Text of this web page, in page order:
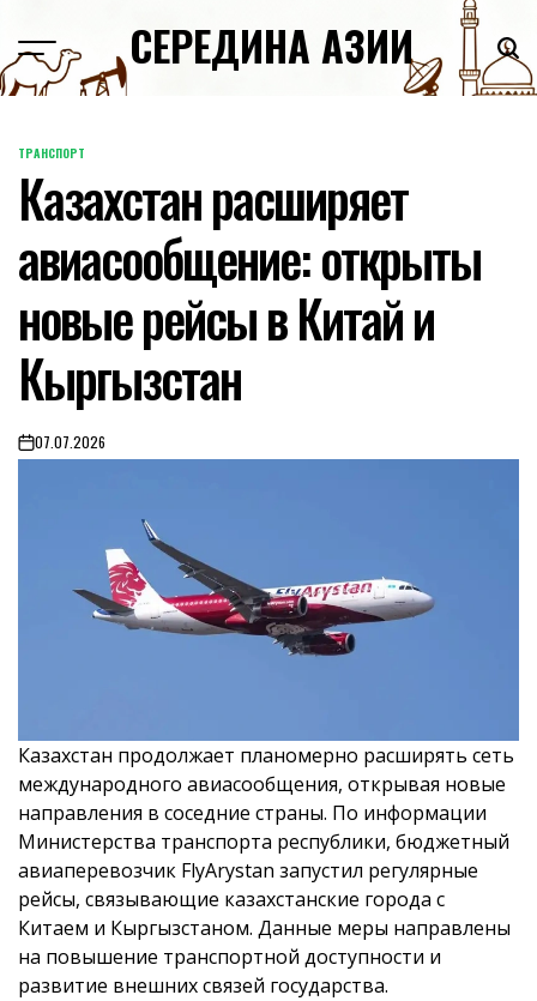
content
СЕРЕДИНА АЗИИ
POSTED
IN
ТРАНСПОРТ
Казахстан расширяет
авиасообщение: открыты
новые рейсы в Китай и
Кыргызстан
on07.07.2026
Казахстан продолжает планомерно расширять сеть
международного авиасообщения, открывая новые
направления в соседние страны. По информации
Министерства транспорта республики, бюджетный
авиаперевозчик FlyArystan запустил регулярные
рейсы, связывающие казахстанские города с
Китаем и Кыргызстаном. Данные меры направлены
на повышение транспортной доступности и
развитие внешних связей государства.